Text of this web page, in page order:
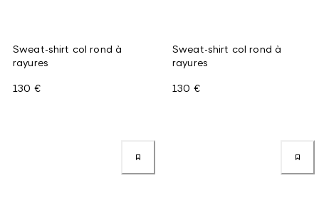
Sweat-shirt col rond à
rayures
130 €
Sweat-shirt col rond à
rayures
130 €